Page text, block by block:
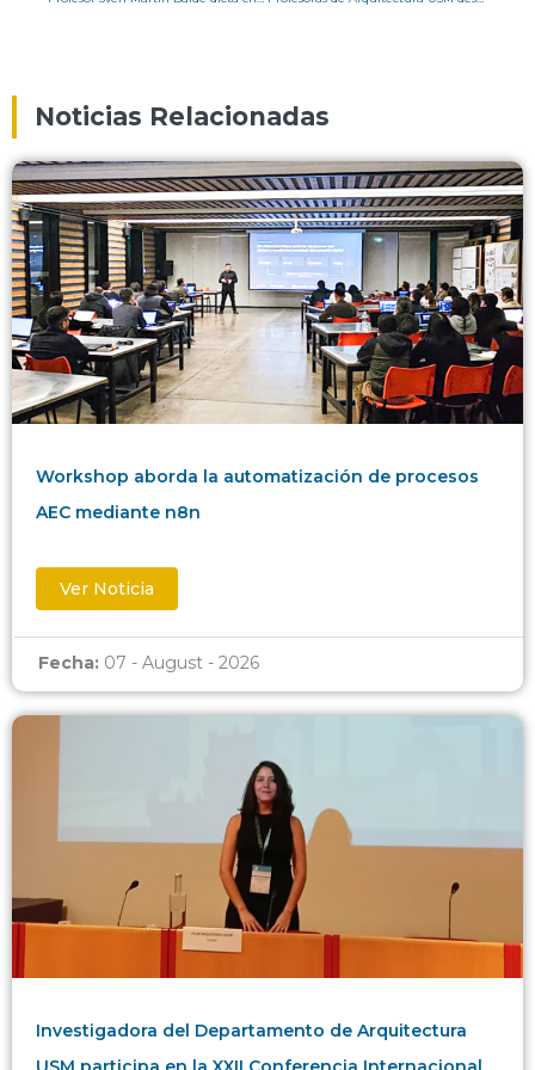
Noticias Relacionadas
Workshop aborda la automatización de procesos
AEC mediante n8n
Ver Noticia
Fecha: 07 - August - 2026
Investigadora del Departamento de Arquitectura